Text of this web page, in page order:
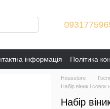
інформація Політика
Housstore
Набір віник і
Набір